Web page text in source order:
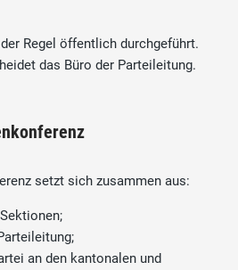
Regel öffentlich durchgeführt.
das Büro der Parteileitung.
setzt sich zusammen aus:
an den kantonalen und